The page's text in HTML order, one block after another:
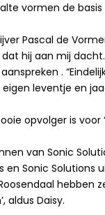
vormen de
Pascal de
dat hij aan mij dacht.
.
leventje en
opvolger is voor
van Sonic
Sonic Solutions
hebben
aldus Daisy.